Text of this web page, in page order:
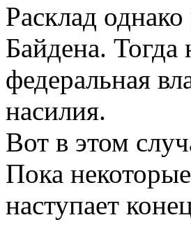
Расклад
Байдена.
федеральная
насилия.
Вот в этом
Пока
наступает